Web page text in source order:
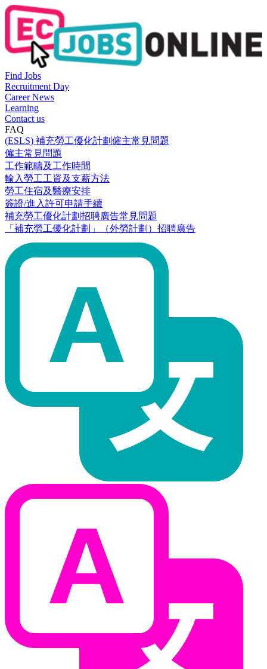
Find Jobs
Recruitment Day
Career News
Learning
Contact us
FAQ
(ESLS) 補充勞工優化計劃僱主常見問題
僱主常見問題
工作範疇及工作時間
輸入勞工工資及支薪方法
勞工住宿及醫療安排
簽證/進入許可申請手續
補充勞工優化計劃招聘廣告常見問題
「補充勞工優化計劃」（外勞計劃）招聘廣告